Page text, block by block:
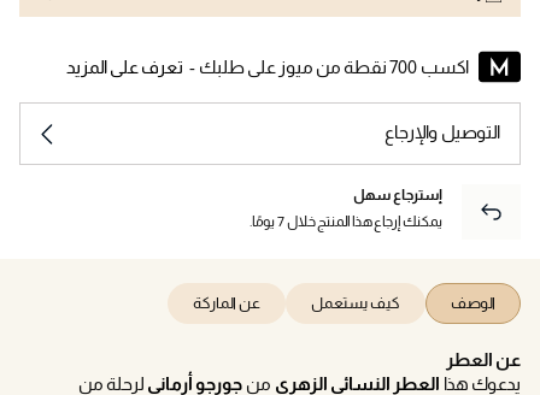
اكسب 700 نقطة من ميوز على طلبك - تعرف على المزيد
التوصيل والإرجاع
إسترجاع سهل
يمكنك إرجاع هذا المنتج خلال 7 يومًا.
الوصف كيف يستعمل عن الماركة
عن العطر
يدعوك هذا العطر النسائي الزهري من جورجو أرماني لرحلة من